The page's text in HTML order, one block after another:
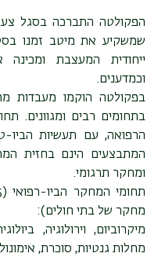
הפקולטה התברכה בסגל
שמשקיע את מיטב זמנו
ייחודית המעצבת ומכינה
וכמדענים.
בפקולטה הוקמו מעבדות
בתחומים רבים ומגוונים.
הרפואה, עם תעשיות
המתבצעים הינם בחזית
ומחקר תרגומי.
מחקר של בתי חולים):
מיקרוביום, וירולוגיה,
מחלות גנטיות, סוכרת,